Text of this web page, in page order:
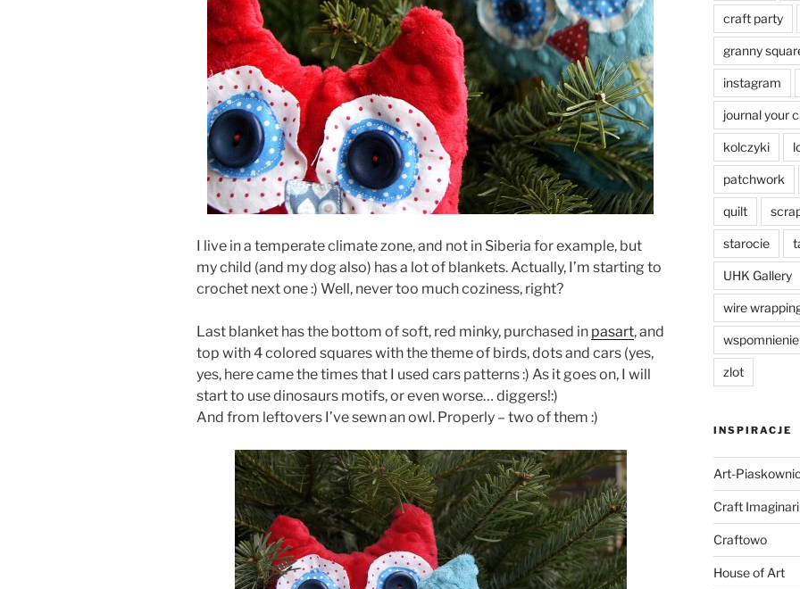
I live in a temperate climate zone, and not in Siberia for example, but
my child (and my dog also) has a lot of blankets. Actually, I’m starting to
crochet next one :) Well, never too much coziness, right?
Last blanket has the bottom of soft, red minky, purchased in pasart, and
top with 4 colored squares with the theme of birds, dots and cars (yes,
yes, here came the times that I used cars patterns :) As it goes on, I will
start to use dinosaurs motifs, or even worse… diggers!:)
And from leftovers I’ve sewn an owl. Properly – two of them :)
craft party
granny
instagram
journal your
kolczyki
patchwork
quilt
starocie
UHK Gallery
wire
wspomnienie
zlot
INSPIRACJE
Art-
Craft
Craftowo
House of Art